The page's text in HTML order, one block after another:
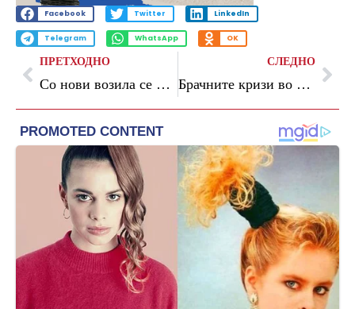
Facebook Twitter LinkedIn
Telegram WhatsApp OK
ПРЕТХОДНО
Со нови возила се модернизира битолската противпожарна единица
СЛЕДНО
Брачните кризи во Македонија почнуваат меѓу петтата и деветтата година: Додека бројот на свадби опаѓа, разводите рушат рекорди